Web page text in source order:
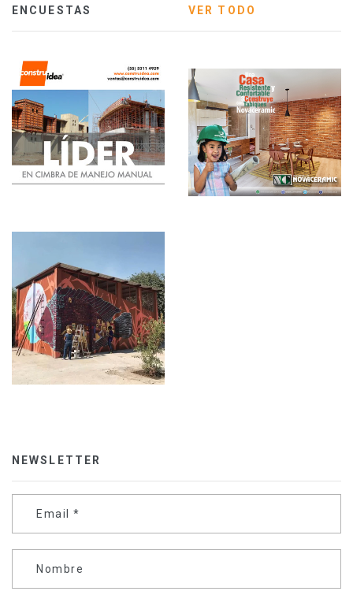
ENCUESTAS VER TODO
NEWSLETTER
Email *
Nombre